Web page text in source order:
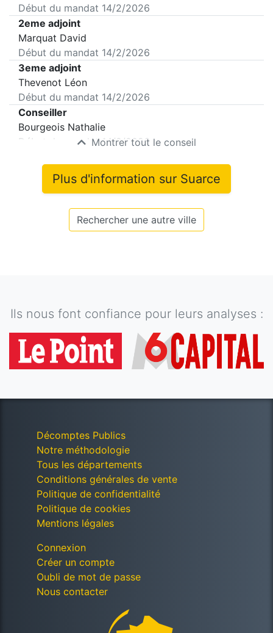
Début du mandat 14/2/2026
2eme adjoint
Marquat David
Début du mandat 14/2/2026
3eme adjoint
Thevenot Léon
Début du mandat 14/2/2026
Conseiller
Bourgeois Nathalie
Début du mandat14/2/2026
Montrer tout le conseil
Plus d'information sur Suarce
Rechercher une autre ville
Ils nous font confiance pour leurs analyses :
Décomptes Publics
Notre méthodologie
Tous les départements
Conditions générales de vente
Politique de confidentialité
Politique de cookies
Mentions légales
Connexion
Créer un compte
Oubli de mot de passe
Nous contacter